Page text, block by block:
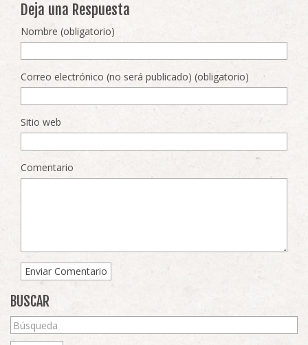
Deja una Respuesta
Nombre (obligatorio)
Correo electrónico (no será publicado) (obligatorio)
Sitio web
Comentario
BUSCAR